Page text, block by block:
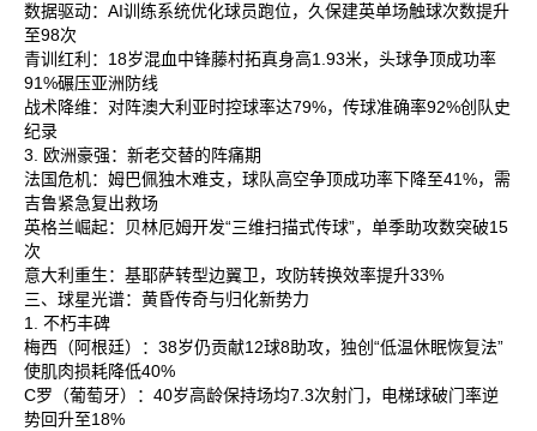
数据驱动‌：AI训练系统优化球员跑位，久保建英单场触球次数提升
至98次‌
青训红利‌：18岁混血中锋藤村拓真身高1.93米，头球争顶成功率
91%碾压亚洲防线‌
战术降维‌：对阵澳大利亚时控球率达79%，传球准确率92%创队史
纪录‌
3. 欧洲豪强：新老交替的阵痛期
法国危机‌：姆巴佩独木难支，球队高空争顶成功率下降至41%，需
吉鲁紧急复出救场‌
英格兰崛起‌：贝林厄姆开发“三维扫描式传球”，单季助攻数突破15
次‌
意大利重生‌：基耶萨转型边翼卫，攻防转换效率提升33%‌
三、球星光谱：黄昏传奇与归化新势力
1. 不朽丰碑
梅西‌（阿根廷）：38岁仍贡献12球8助攻，独创“低温休眠恢复法”
使肌肉损耗降低40%‌
C罗‌（葡萄牙）：40岁高龄保持场均7.3次射门，电梯球破门率逆
势回升至18%‌